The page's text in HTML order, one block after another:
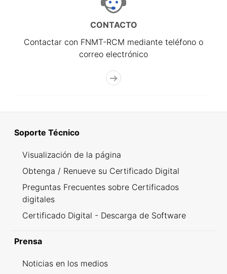
CONTACTO
Contactar con FNMT-RCM mediante teléfono o
correo electrónico
Soporte Técnico
Visualización de la página
Obtenga / Renueve su Certificado Digital
Preguntas Frecuentes sobre Certificados
digitales
Certificado Digital - Descarga de Software
Prensa
Noticias en los medios